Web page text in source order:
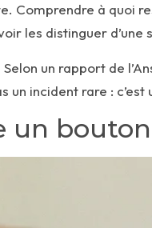
Comprendre à quoi
les distinguer d’une
un rapport de
un incident rare :
un